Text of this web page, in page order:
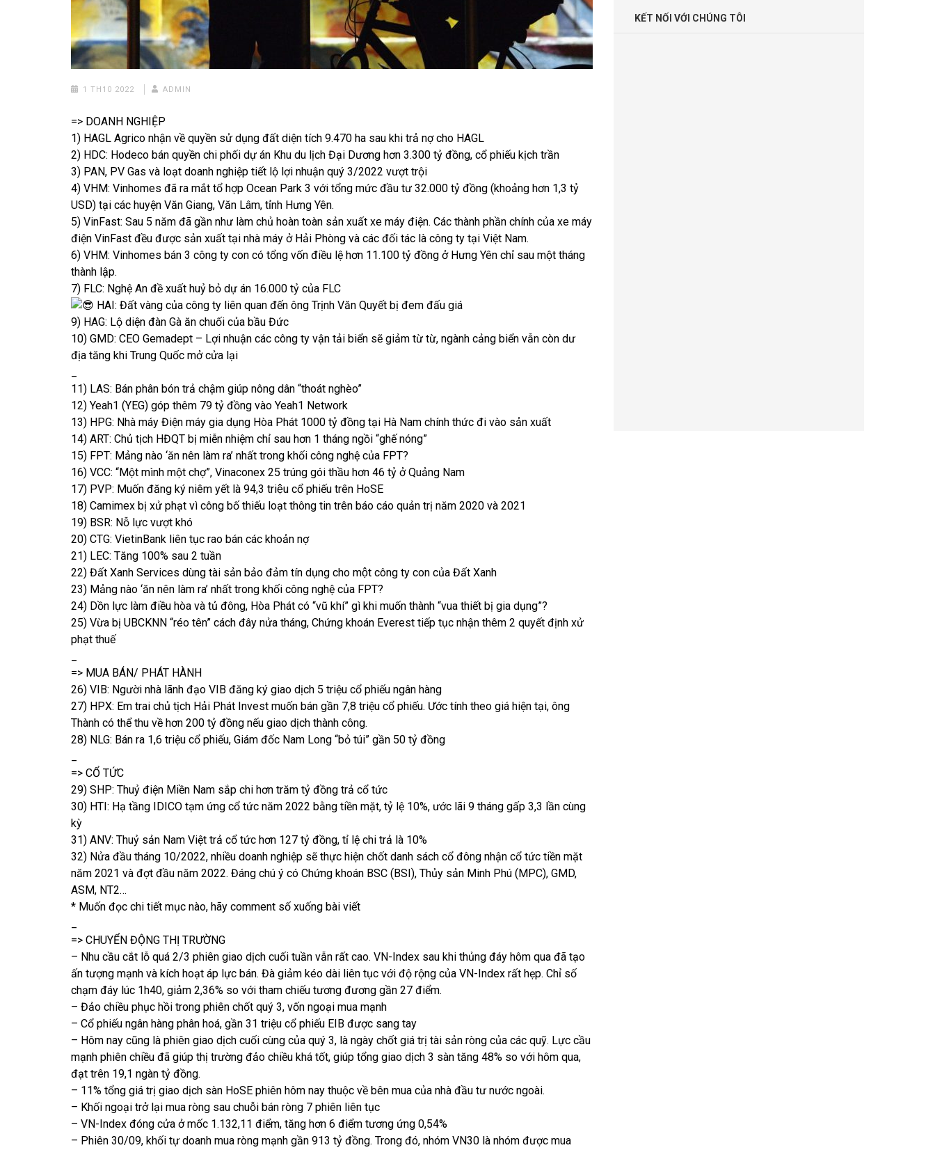
1 TH10 2022 ADMIN
=> DOANH NGHIỆP
1) HAGL Agrico nhận về quyền sử dụng đất diện tích 9.470 ha sau khi trả nợ cho HAGL
2) HDC: Hodeco bán quyền chi phối dự án Khu du lịch Đại Dương hơn 3.300 tỷ đồng, cổ phiếu kịch trần
3) PAN, PV Gas và loạt doanh nghiệp tiết lộ lợi nhuận quý 3/2022 vượt trội
4) VHM: Vinhomes đã ra mắt tổ hợp Ocean Park 3 với tổng mức đầu tư 32.000 tỷ đồng (khoảng hơn 1,3 tỷ
USD) tại các huyện Văn Giang, Văn Lâm, tỉnh Hưng Yên.
5) VinFast: Sau 5 năm đã gần như làm chủ hoàn toàn sản xuất xe máy điện. Các thành phần chính của xe máy
điện VinFast đều được sản xuất tại nhà máy ở Hải Phòng và các đối tác là công ty tại Việt Nam.
6) VHM: Vinhomes bán 3 công ty con có tổng vốn điều lệ hơn 11.100 tỷ đồng ở Hưng Yên chỉ sau một tháng
thành lập.
7) FLC: Nghệ An đề xuất huỷ bỏ dự án 16.000 tỷ của FLC
HAI: Đất vàng của công ty liên quan đến ông Trịnh Văn Quyết bị đem đấu giá
9) HAG: Lộ diện đàn Gà ăn chuối của bầu Đức
10) GMD: CEO Gemadept – Lợi nhuận các công ty vận tải biển sẽ giảm từ từ, ngành cảng biển vẫn còn dư
địa tăng khi Trung Quốc mở cửa lại
11) LAS: Bán phân bón trả chậm giúp nông dân “thoát nghèo”
12) Yeah1 (YEG) góp thêm 79 tỷ đồng vào Yeah1 Network
13) HPG: Nhà máy Điện máy gia dụng Hòa Phát 1000 tỷ đồng tại Hà Nam chính thức đi vào sản xuất
14) ART: Chủ tịch HĐQT bị miễn nhiệm chỉ sau hơn 1 tháng ngồi “ghế nóng”
15) FPT: Mảng nào ‘ăn nên làm ra’ nhất trong khối công nghệ của FPT?
16) VCC: “Một mình một chợ”, Vinaconex 25 trúng gói thầu hơn 46 tỷ ở Quảng Nam
17) PVP: Muốn đăng ký niêm yết là 94,3 triệu cổ phiếu trên HoSE
18) Camimex bị xử phạt vì công bố thiếu loạt thông tin trên báo cáo quản trị năm 2020 và 2021
19) BSR: Nỗ lực vượt khó
20) CTG: VietinBank liên tục rao bán các khoản nợ
21) LEC: Tăng 100% sau 2 tuần
22) Đất Xanh Services dùng tài sản bảo đảm tín dụng cho một công ty con của Đất Xanh
23) Mảng nào ‘ăn nên làm ra’ nhất trong khối công nghệ của FPT?
24) Dồn lực làm điều hòa và tủ đông, Hòa Phát có “vũ khí” gì khi muốn thành “vua thiết bị gia dụng”?
25) Vừa bị UBCKNN “réo tên” cách đây nửa tháng, Chứng khoán Everest tiếp tục nhận thêm 2 quyết định xử
phạt thuế
=> MUA BÁN/ PHÁT HÀNH
26) VIB: Người nhà lãnh đạo VIB đăng ký giao dịch 5 triệu cổ phiếu ngân hàng
27) HPX: Em trai chủ tịch Hải Phát Invest muốn bán gần 7,8 triệu cổ phiếu. Ước tính theo giá hiện tại, ông
Thành có thể thu về hơn 200 tỷ đồng nếu giao dịch thành công.
28) NLG: Bán ra 1,6 triệu cổ phiếu, Giám đốc Nam Long “bỏ túi” gần 50 tỷ đồng
=> CỔ TỨC
29) SHP: Thuỷ điện Miền Nam sắp chi hơn trăm tỷ đồng trả cổ tức
30) HTI: Hạ tầng IDICO tạm ứng cổ tức năm 2022 bằng tiền mặt, tỷ lệ 10%, ước lãi 9 tháng gấp 3,3 lần cùng
kỳ
31) ANV: Thuỷ sản Nam Việt trả cổ tức hơn 127 tỷ đồng, tỉ lệ chi trả là 10%
32) Nửa đầu tháng 10/2022, nhiều doanh nghiệp sẽ thực hiện chốt danh sách cổ đông nhận cổ tức tiền mặt
năm 2021 và đợt đầu năm 2022. Đáng chú ý có Chứng khoán BSC (BSI), Thủy sản Minh Phú (MPC), GMD,
ASM, NT2…
* Muốn đọc chi tiết mục nào, hãy comment số xuống bài viết
=> CHUYỂN ĐỘNG THỊ TRƯỜNG
– Nhu cầu cắt lỗ quá 2/3 phiên giao dịch cuối tuần vẫn rất cao. VN-Index sau khi thủng đáy hôm qua đã tạo
ấn tượng mạnh và kích hoạt áp lực bán. Đà giảm kéo dài liên tục với độ rộng của VN-Index rất hẹp. Chỉ số
chạm đáy lúc 1h40, giảm 2,36% so với tham chiếu tương đương gần 27 điểm.
– Đảo chiều phục hồi trong phiên chốt quý 3, vốn ngoại mua mạnh
– Cổ phiếu ngân hàng phân hoá, gần 31 triệu cổ phiếu EIB được sang tay
– Hôm nay cũng là phiên giao dịch cuối cùng của quý 3, là ngày chốt giá trị tài sản ròng của các quỹ. Lực cầu
mạnh phiên chiều đã giúp thị trường đảo chiều khá tốt, giúp tổng giao dịch 3 sàn tăng 48% so với hôm qua,
đạt trên 19,1 ngàn tỷ đồng.
– 11% tổng giá trị giao dịch sàn HoSE phiên hôm nay thuộc về bên mua của nhà đầu tư nước ngoài.
– Khối ngoại trở lại mua ròng sau chuỗi bán ròng 7 phiên liên tục
– VN-Index đóng cửa ở mốc 1.132,11 điểm, tăng hơn 6 điểm tương ứng 0,54%
– Phiên 30/09, khối tự doanh mua ròng mạnh gần 913 tỷ đồng. Trong đó, nhóm VN30 là nhóm được mua
KẾT NỐI VỚI CHÚNG TÔI